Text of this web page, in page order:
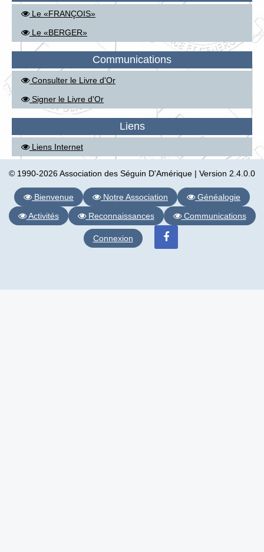
Le «FRANÇOIS»
Le «BERGER»
Communications
Consulter le Livre d'Or
Signer le Livre d'Or
Liens
Liens Internet
© 1990-2026 Association des Séguin D'Amérique | Version 2.4.0.0
Bienvenue Notre Association
Généalogie
Activités
Reconnaissances Communications
Connexion